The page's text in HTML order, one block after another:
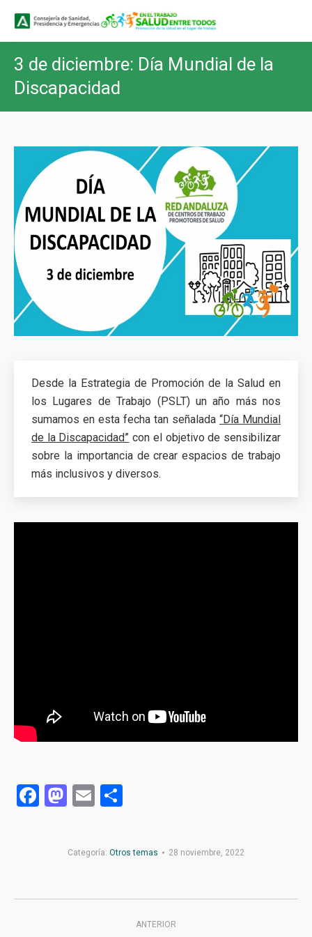
3 de diciembre: Día Mundial de la
Discapacidad
Desde la Estrategia de Promoción de la Salud en
los Lugares de Trabajo (PSLT) un año más nos
sumamos en esta fecha tan señalada “Día Mundial
de la Discapacidad” con el objetivo de sensibilizar
sobre la importancia de crear espacios de trabajo
más inclusivos y diversos.
Facebook
Mastodon
Email
Categoría: Otros temas 28 noviembre, 2022
ANTERIOR